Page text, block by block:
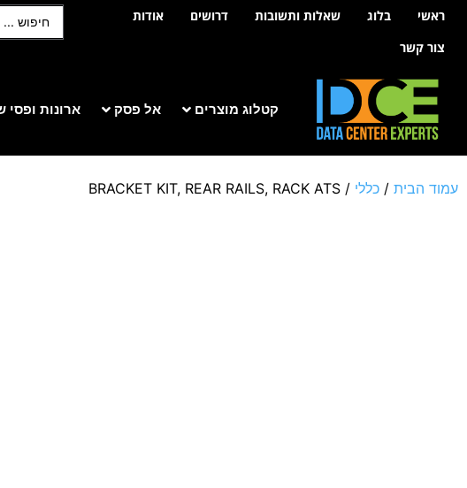
לתוכןראשי בלוג שאלות ותשובות דרושים
אודות
צור קשר
קטלוג מוצרים אל פסק ארונות ופסי
עמוד הבית / כללי / BRACKET KIT, REAR RAILS, RACK ATS